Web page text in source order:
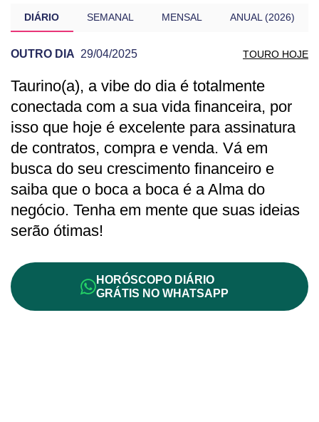
DIÁRIO SEMANAL MENSAL ANUAL (2026)
OUTRO DIA 29/04/2025 TOURO HOJE
PREVISÃO DE TOURO PARA OUTRO DIA
Taurino(a), a vibe do dia é totalmente
conectada com a sua vida financeira, por
isso que hoje é excelente para assinatura
de contratos, compra e venda. Vá em
busca do seu crescimento financeiro e
saiba que o boca a boca é a Alma do
negócio. Tenha em mente que suas ideias
serão ótimas!
HORÓSCOPO DIÁRIO
GRÁTIS NO WHATSAPP